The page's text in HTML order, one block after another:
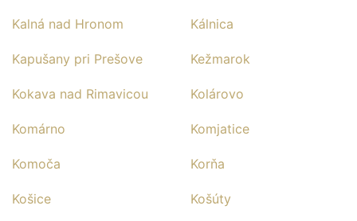
Kalná nad Hronom Kálnica
Kapušany pri Prešove Kežmarok
Kokava nad Rimavicou Kolárovo
Komárno Komjatice
Komoča Korňa
Košice Košúty